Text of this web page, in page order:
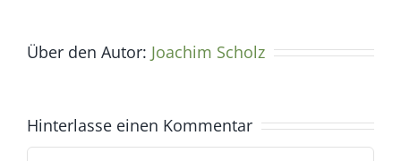
Über den Autor: Joachim Scholz
Hinterlasse einen Kommentar